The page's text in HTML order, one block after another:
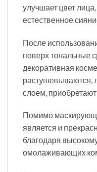
улучшает цвет
естественное
После
поверх тональные
декоративная
растушевываются,
слоем, приобретают
Помимо
является и
благодаря
омолаживающих